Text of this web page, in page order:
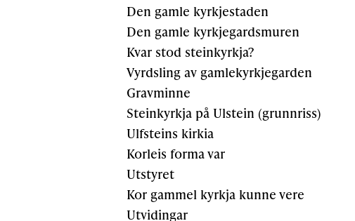
Den gamle kyrkjestaden
Den gamle kyrkjegardsmuren
Kvar stod steinkyrkja?
Vyrdsling av gamlekyrkjegarden
Gravminne
Steinkyrkja på Ulstein (grunnriss)
Ulfsteins kirkia
Korleis forma var
Utstyret
Kor gammel kyrkja kunne vere
Utvidingar